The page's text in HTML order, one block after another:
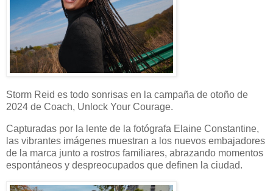
Storm Reid es todo sonrisas en la campaña de otoño de
2024 de Coach, Unlock Your Courage.
Capturadas por la lente de la fotógrafa Elaine Constantine,
las vibrantes imágenes muestran a los nuevos embajadores
de la marca junto a rostros familiares, abrazando momentos
espontáneos y despreocupados que definen la ciudad.